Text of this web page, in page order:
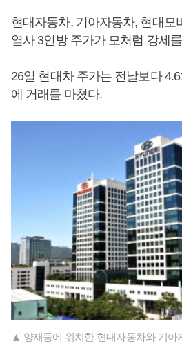
현대자동차, 기아자동차, 현대모
열사 3인방 주가가 모처럼 강세
26일 현대차 주가는 전날보다
에 거래를 마쳤다.
▲ 양재동에 위치한 현대자동차와 기아